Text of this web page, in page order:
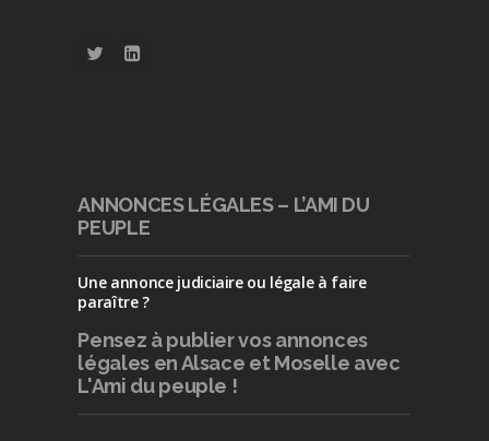
ANNONCES LÉGALES – L’AMI DU
PEUPLE
Une annonce judiciaire ou légale à faire
paraître ?
Pensez à publiervos annonces
légales en Alsace et Moselle avec
L'Ami du peuple !